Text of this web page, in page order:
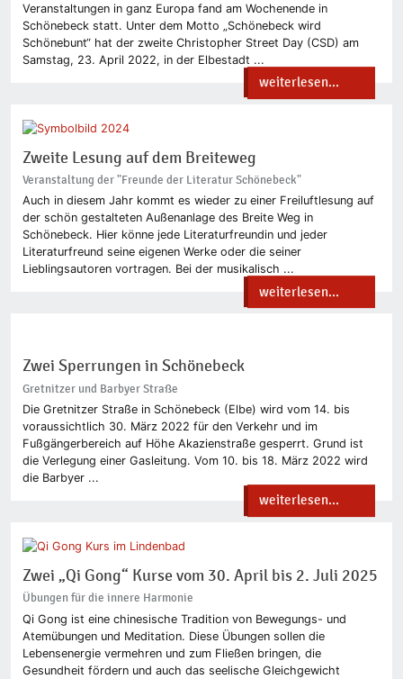
Veranstaltungen in ganz Europa fand am Wochenende in
Schönebeck statt. Unter dem Motto „Schönebeck wird
Schönebunt“ hat der zweite Christopher Street Day (CSD) am
Samstag, 23. April 2022, in der Elbestadt ...
weiterlesen...
Zweite Lesung auf dem Breiteweg
Veranstaltung der "Freunde der Literatur Schönebeck"
Auch in diesem Jahr kommt es wieder zu einer Freiluftlesung auf
der schön gestalteten Außenanlage des Breite Weg in
Schönebeck. Hier könne jede Literaturfreundin und jeder
Literaturfreund seine eigenen Werke oder die seiner
Lieblingsautoren vortragen. Bei der musikalisch ...
weiterlesen...
Zwei Sperrungen in Schönebeck
Gretnitzer und Barbyer Straße
Die Gretnitzer Straße in Schönebeck (Elbe) wird vom 14. bis
voraussichtlich 30. März 2022 für den Verkehr und im
Fußgängerbereich auf Höhe Akazienstraße gesperrt. Grund ist
die Verlegung einer Gasleitung. Vom 10. bis 18. März 2022 wird
die Barbyer ...
weiterlesen...
Zwei „Qi Gong“ Kurse vom 30. April bis 2. Juli 2025
Übungen für die innere Harmonie
Qi Gong ist eine chinesische Tradition von Bewegungs- und
Atemübungen und Meditation. Diese Übungen sollen die
Lebensenergie vermehren und zum Fließen bringen, die
Gesundheit fördern und auch das seelische Gleichgewicht